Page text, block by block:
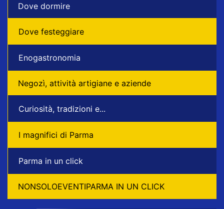
Dove dormire
Dove festeggiare
Enogastronomia
Negozì, attività artigiane e aziende
Curiosità, tradizioni e...
I magnifici di Parma
Parma in un click
NONSOLOEVENTIPARMA IN UN CLICK